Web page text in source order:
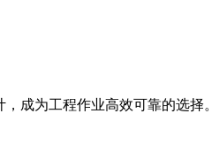
成为工程作业高效可靠的选择。